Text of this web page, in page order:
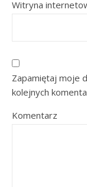
Witryna
Zapamiętaj moje
kolejnych
Komentarz